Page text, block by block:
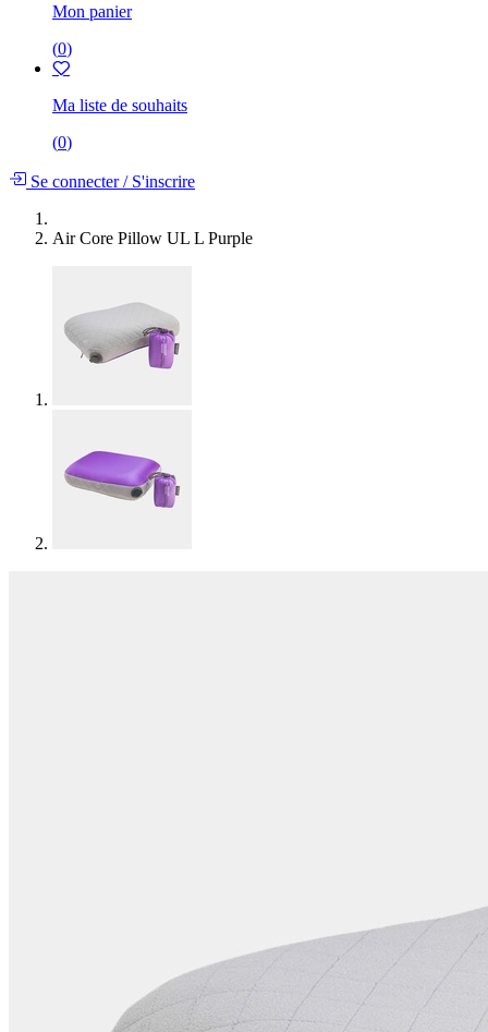
Mon panier
(0)
Ma liste de souhaits
(0)
Se connecter/S'inscrire
Air Core Pillow UL L Purple